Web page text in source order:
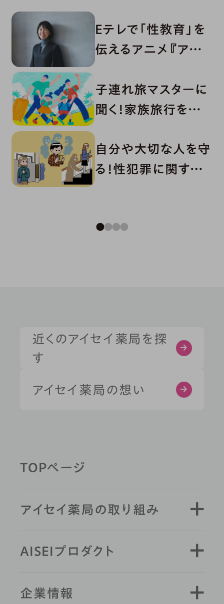
Eテレで「性教育」を
伝えるアニメ『アイラ
ージ
子連れ旅マスターに
聞く！家族旅行を楽し
自分や大切な人を守
る！性犯罪に関する
キーワード検索
近くのアイセイ薬局を探
す
アイセイ薬局の想い
TOPページ
アイセイ薬局の取り組み
AISEIプロダクト
企業情報